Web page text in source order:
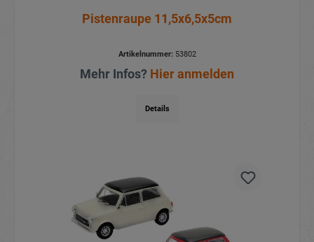
Pistenraupe 11,5x6,5x5cm
Artikelnummer:53802
Mehr Infos? Hier anmelden
Details